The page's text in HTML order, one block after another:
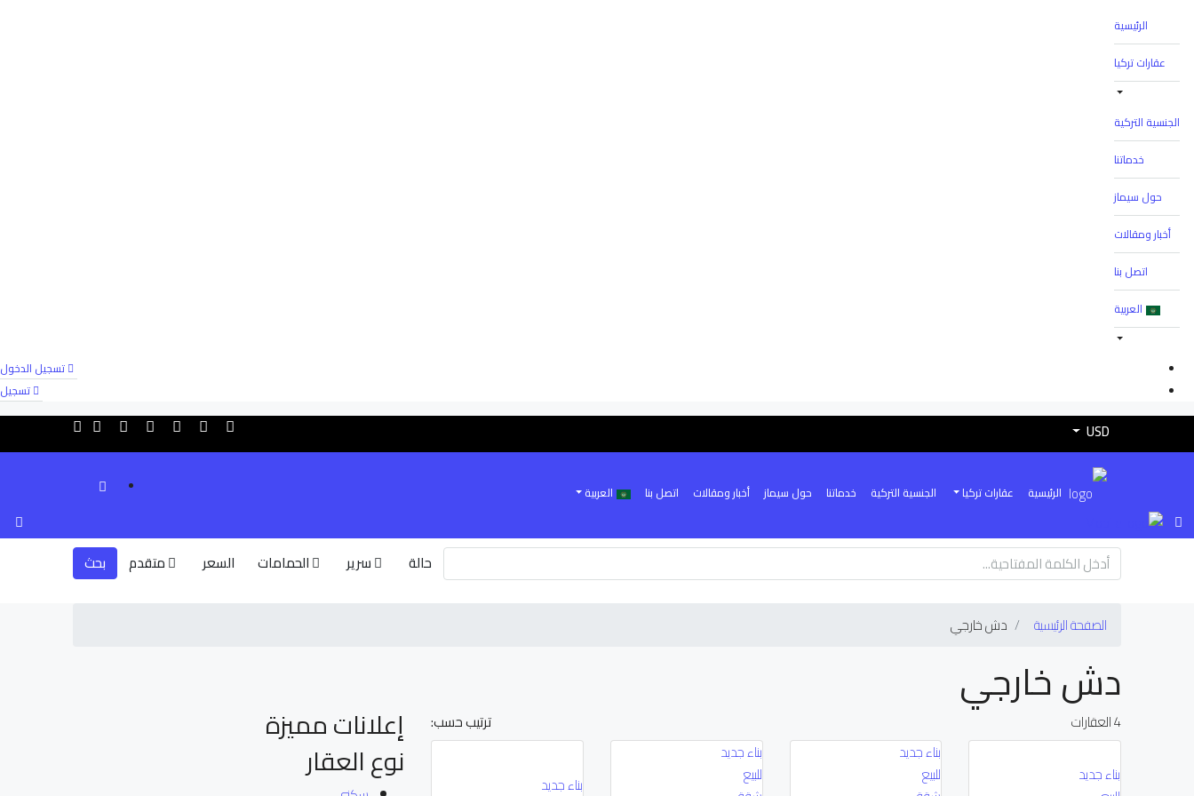
الرئيسية
عقارات تركيا
الجنسية التركية
خدماتنا
حول سيماز
أخبار ومقالات
اتصل بنا
العربية
تسجيل الدخول
تسجيل
USD
الرئيسية عقارات تركيا الجنسية التركية خدماتنا حول سيماز أخبار ومقالات اتصل بنا العربية
حالة سرير الحمامات السعر متقدم بحث
الصفحة الرئيسية دش خارجي
دش خارجي
4 العقارات ترتيب حسب:
بناء جديد
بناء جديد
للبيع
بناء جديد
للبيع
بناء جديد
إعلانات مميزة
نوع العقار